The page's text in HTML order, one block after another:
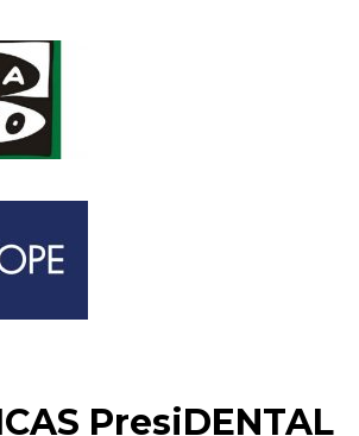
PresiDENTAL